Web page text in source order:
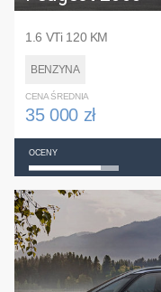
1.6 VTi 120 KM
BENZYNA
CENA ŚREDNIA
35 000 zł
OCENY